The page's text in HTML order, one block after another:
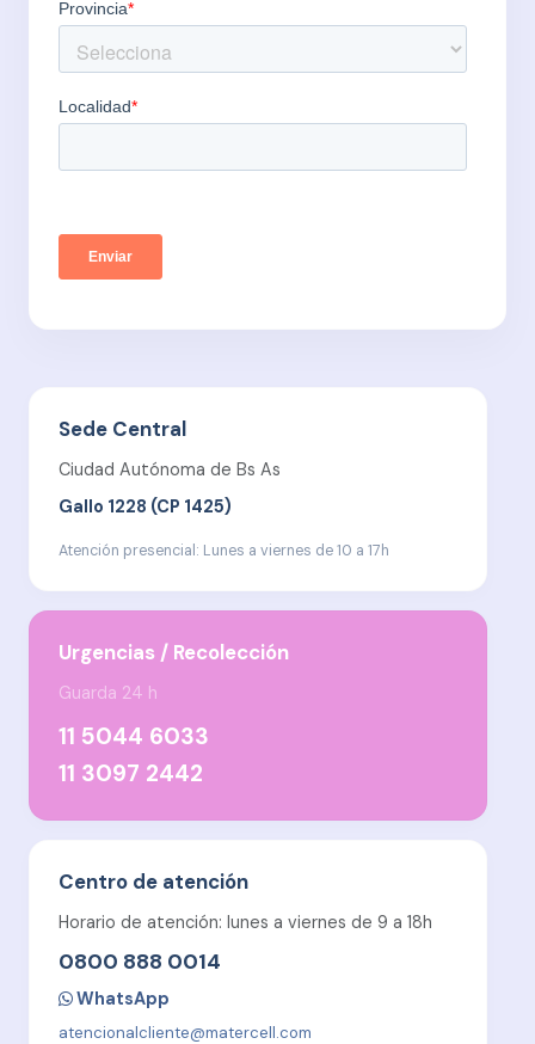
Sede Central
Ciudad Autónoma de Bs As
Gallo 1228 (CP 1425)
Atención presencial: Lunes a viernes de 10 a 17h
Urgencias / Recolección
Guarda 24 h
11 5044 6033
11 3097 2442
Centro de atención
Horario de atención: lunes a viernes de 9 a 18h
0800 888 0014
WhatsApp
atencionalcliente@matercell.com